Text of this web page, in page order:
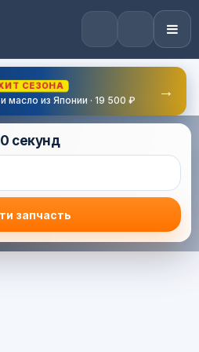
СЕЗОНА
масло из Японии · 19 500 ₽ →
секунд
запчасть